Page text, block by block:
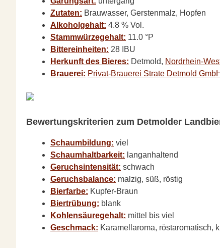
Zutaten: Brauwasser, Gerstenmalz, Hopfen
Alkoholgehalt: 4.8 % Vol.
Stammwürzegehalt: 11.0 °P
Bittereinheiten: 28 IBU
Herkunft des Bieres: Detmold, Nordrhein-
Brauerei: Privat-Brauerei Strate Detmold
Bewertungskriterien zum Detmolder
Schaumbildung: viel
Schaumhaltbarkeit: langanhaltend
Geruchsintensität: schwach
Geruchsbalance: malzig, süß, röstig
Bierfarbe: Kupfer-Braun
Biertrübung: blank
Kohlensäuregehalt: mittel bis viel
Geschmack: Karamellaroma, röstaromatisch,